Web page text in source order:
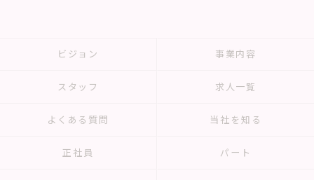
ビジョン 事業内容
スタッフ 求人一覧
よくある質問 当社を知る
正社員 パート